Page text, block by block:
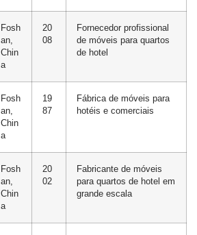
Fosh
an,
Chin
a
20
08
Fornecedor profissional
de móveis para quartos
de hotel
Fosh
an,
Chin
a
19
87
Fábrica de móveis para
hotéis e comerciais
Fosh
an,
Chin
a
20
02
Fabricante de móveis
para quartos de hotel em
grande escala